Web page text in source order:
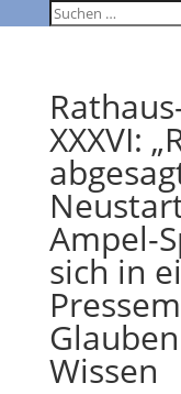
XXXVI:
Ampel-
sich in
Wissen